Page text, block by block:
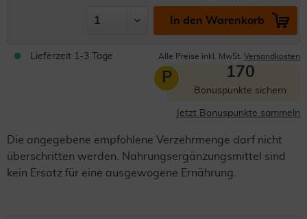
In den Warenkorb
Lieferzeit 1-3 Tage Alle Preise inkl. MwSt. Versandkosten
P 170
Bonuspunkte sichern
Jetzt Bonuspunkte sammeln
Die angegebene empfohlene Verzehrmenge darf nicht
überschritten werden. Nahrungsergänzungsmittel sind
kein Ersatz für eine ausgewogene Ernährung.